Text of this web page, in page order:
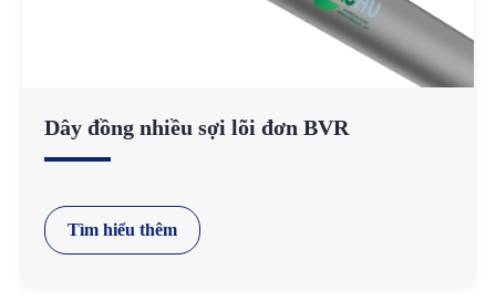
Dây đồng nhiều sợi lõi đơn BVR
Tìm hiểu thêm